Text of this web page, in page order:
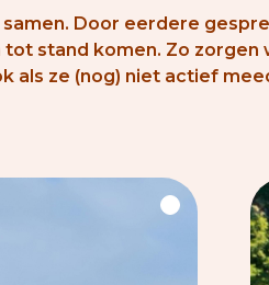
Door eerdere
stand komen. Zo zorgen
als ze (nog) niet actief